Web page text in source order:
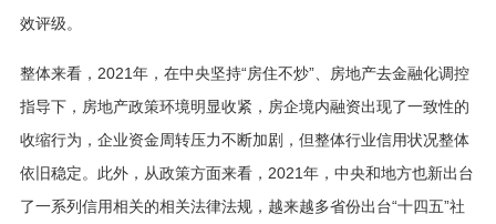
效评级。
整体来看，2021年，在中央坚持“房住不炒”、房地产去金融化调控
指导下，房地产政策环境明显收紧，房企境内融资出现了一致性的
收缩行为，企业资金周转压力不断加剧，但整体行业信用状况整体
依旧稳定。此外，从政策方面来看，2021年，中央和地方也新出台
了一系列信用相关的相关法律法规，越来越多省份出台“十四五”社